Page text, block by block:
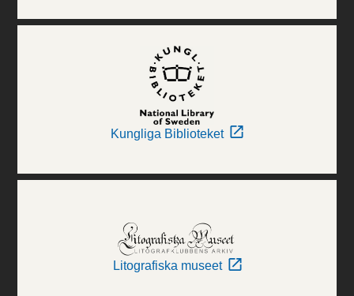
Kungliga Biblioteket
Litografiska museet